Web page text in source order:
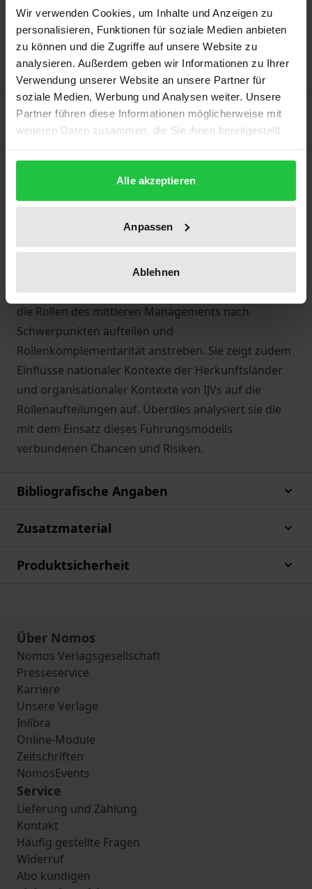
Wir verwenden Cookies, um Inhalte und Anzeigen zu
personalisieren, Funktionen für soziale Medien anbieten
zu können und die Zugriffe auf unsere Website zu
analysieren. Außerdem geben wir Informationen zu Ihrer
Verwendung unserer Website an unsere Partner für
soziale Medien, Werbung und Analysen weiter. Unsere
Partner führen diese Informationen möglicherweise mit
weiteren Daten zusammen, die Sie ihnen bereitgestellt
gesammelt haben.
Alle akzeptieren
Anpassen
Ablehnen
Zur Wunschliste hinzufügen
Hinweise zu Versandkosten
Beschreibung
kaum beachteten binationalen Tandemführung in
Tandems auf der mittleren Führungsebene sowie
die kontextuellen Einflüsse auf diese. Durch eine
interpretative Mehrfallstudie in drei deutsch-
chinesischen Joint Ventures zeigt sie, dass Tandems
die Rollen des mittleren Managements nach
Schwerpunkten aufteilen und
Rollenkomplementarität anstreben. Sie zeigt zudem
Einflüsse nationaler Kontexte der Herkunftsländer
und organisationaler Kontexte von IJVs auf die
Rollenaufteilungen auf. Überdies analysiert sie die
mit dem Einsatz dieses Führungsmodells
verbundenen Chancen und Risiken.
Bibliografische Angaben
Zusatzmaterial
Produktsicherheit
Über Nomos
Nomos Verlagsgesellschaft
Presseservice
Karriere
Unsere Verlage
Inlibra
Online-Module
Zeitschriften
NomosEvents
Service
Lieferung und Zahlung
Kontakt
Häufig gestellte Fragen
Widerruf
Abo kündigen